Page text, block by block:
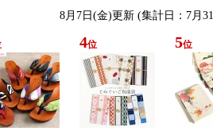
8月7日(金)更新 (集計日：7月
4位 5位